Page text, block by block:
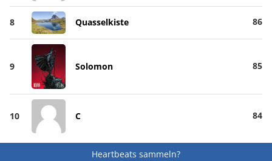
8 Quasselkiste 86
9 Solomon 85
10 C 84
Heartbeats sammeln?